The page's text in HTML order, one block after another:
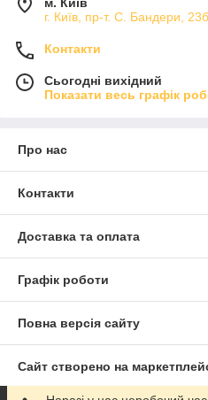
г. Київ, пр-т. С. Бандери,
Контакти
Сьогодні вихідний
Показати весь графік
Про нас
Контакти
Доставка та оплата
Графік роботи
Повна версія сайту
Сайт створено на